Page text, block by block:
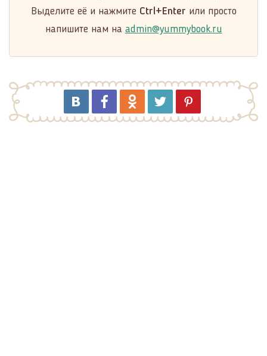
Выделите её и нажмите Ctrl+Enter или просто
напишите нам на admin@yummybook.ru